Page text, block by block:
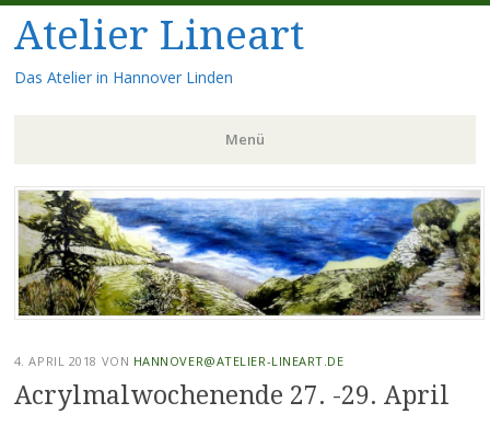
Atelier Lineart
Das Atelier in Hannover Linden
Menü
Zum
Inhalt
springen
4. APRIL 2018 VON HANNOVER@ATELIER-LINEART.DE
Acrylmalwochenende 27. -29. April